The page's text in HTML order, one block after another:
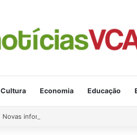
Cultura Economia Educação
Novas informações sobre o ciclone